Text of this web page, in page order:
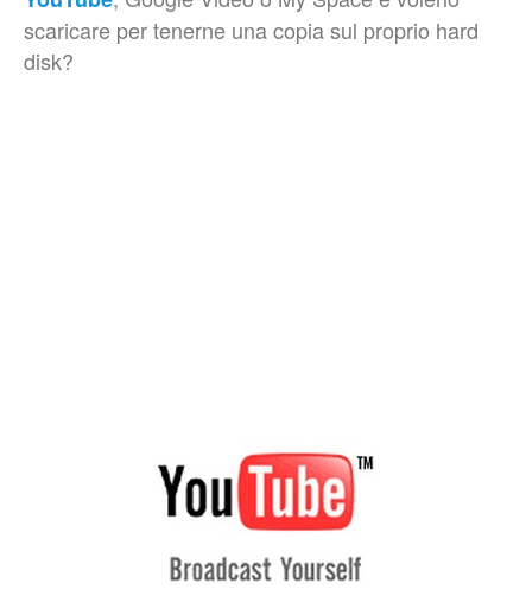
scaricare per tenerne una copia sul proprio hard
disk?